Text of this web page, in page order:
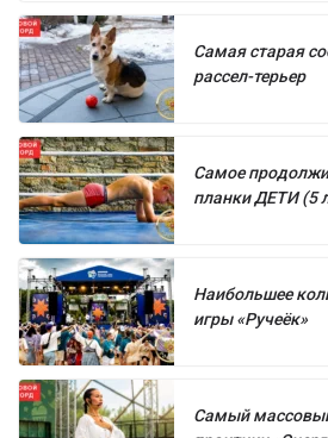
Самая старая
рассел-терьер
Самое
планки ДЕТИ (5
Наибольшее
игры «Ручеёк»
Самый